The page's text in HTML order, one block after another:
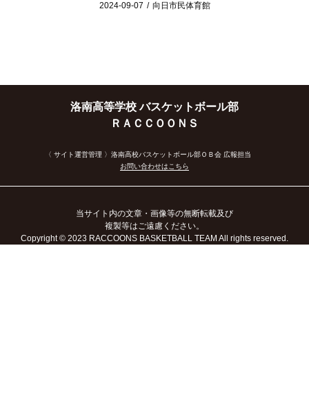
2024-09-07 / 向日市民体育館
洛南高等学校 バスケットボール部
ＲＡＣＣＯＯＮＳ
〈 サイト運営管理 〉洛南高校バスケットボール部ＯＢ会 広報担当
お問い合わせはこちら
当サイト内の文章・画像等の無断転載及び
複製等はご遠慮ください。
Copyright© 2023 RACCOONS BASKETBALL TEAM All rights reserved.